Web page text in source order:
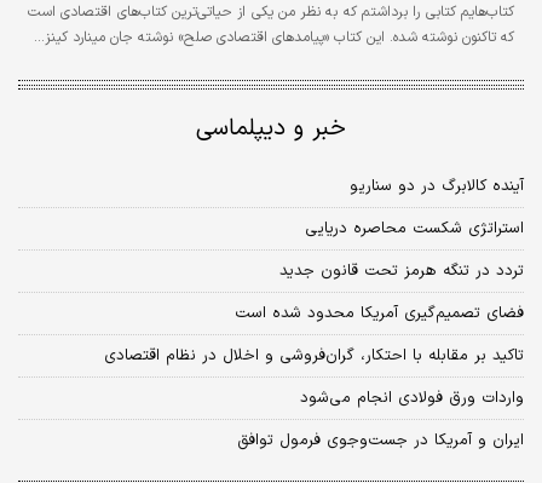
کتاب‌هایم کتابی را برداشتم که به نظر من یکی از حیاتی‌ترین کتاب‌های اقتصادی است
که تاکنون نوشته شده. این کتاب «پیامدهای اقتصادی صلح» نوشته جان مینارد کینز…
خبر و دیپلماسی
آینده کالابرگ در دو سناریو
استراتژی شکست محاصره دریایی
تردد در تنگه هرمز تحت قانون جدید
فضای تصمیم‌گیری آمریکا محدود شده است
تاکید بر مقابله با احتکار، گران‌فروشی و اخلال در نظام اقتصادی
واردات ورق فولادی انجام می‌شود
ایران و آمریکا در جست‌وجوی فرمول توافق